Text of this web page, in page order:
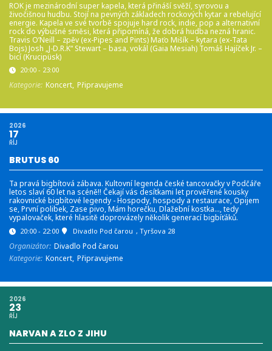
ROK je mezinárodní super kapela, která přináší svěží, syrovou a
živočišnou hudbu. Stojí na pevných základech rockových kytar a rebelující
energie. Kapela ve své tvorbě spojuje hard rock, indie, pop a alternativní
rock do výbušné směsi, která připomíná, že dobrá hudba nezná hranic.
Travis O’Neill – zpěv (ex-Pipes and Pints) Maťo Mišík – kytara (ex-Tata
Bojs) Josh „J-D.R.K“ Stewart – basa, vokál (Gaia Mesiah) Tomáš Hajíček Jr. –
bicí (Krucipüsk)
20:00 - 23:00
Kategorie: Koncert, Připravujeme
2026
17
ŘÍJ
BRUTUS 60
Ta pravá bigbítová zábava. Kultovní legenda české tancovačky v Podčáře
letos slaví 60 let na scéně!! Čekají vás desítkami let prověřené kousky
rakovnické bigbítové legendy - Hospody, hospody a restaurace, Opijem
se, První polibek, Zase pivo, Mám horečku, Dlažební kostka…, tedy
vypalovaček, které hlasitě doprovázely několik generací bigbíťáků.
20:00 - 22:00 Divadlo Pod čarou , Tyršova 28
Organizátor: Divadlo Pod čarou
Kategorie: Koncert, Připravujeme
2026
23
ŘÍJ
NARVAN A ZLO Z JIHU